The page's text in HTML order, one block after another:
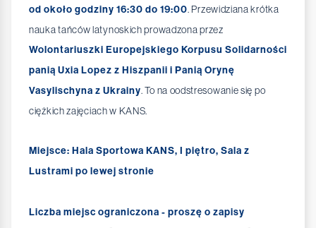
od około godziny 16:30 do 19:00. Przewidziana krótka
nauka tańców latynoskich prowadzona przez
Wolontariuszki Europejskiego Korpusu Solidarności
panią Uxia Lopez z Hiszpanii i Panią Orynę
Vasylischyna z Ukrainy. To na oodstresowanie się po
ciężkich zajęciach w KANS.
Miejsce: Hala Sportowa KANS, I piętro, Sala z
Lustrami po lewej stronie
Liczba miejsc ograniczona - proszę o zapisy